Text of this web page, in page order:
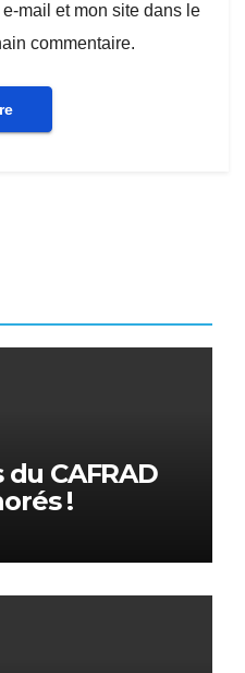
mail et mon site dans le
commentaire.
CAFRAD
!